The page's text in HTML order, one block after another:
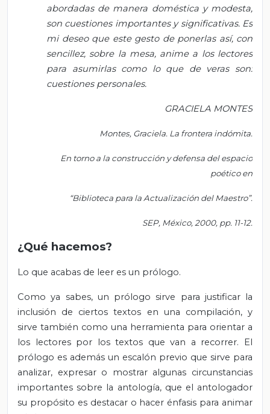
abordadas de manera doméstica y modesta,
son cuestiones importantes y significativas. Es
mi deseo que este gesto de ponerlas así, con
sencillez, sobre la mesa, anime a los lectores
para asumirlas como lo que de veras son:
cuestiones personales.
GRACIELA MONTES
Montes, Graciela. La frontera indómita.
En torno a la construcción y defensa del espacio
poético en
“Biblioteca para la Actualización del Maestro”.
SEP, México, 2000, pp. 11-12.
¿Qué hacemos?
Lo que acabas de leer es un prólogo.
Como ya sabes, un prólogo sirve para justificar la
inclusión de ciertos textos en una compilación, y
sirve también como una herramienta para orientar a
los lectores por los textos que van a recorrer. El
prólogo es además un escalón previo que sirve para
analizar, expresar o mostrar algunas circunstancias
importantes sobre la antología, que el antologador
su propósito es destacar o hacer énfasis para animar